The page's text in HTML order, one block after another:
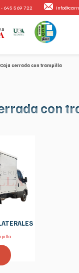
645 569 722
Caja cerrada con trampilla
con